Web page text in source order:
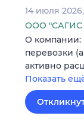
14 июля 2026
ООО "САГИС
О компании:
перевозки
активно
Показать